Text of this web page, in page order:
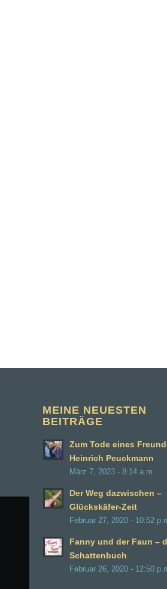
MEINE NEUESTEN
BEITRÄGE
Zum Tode eines
Heinrich Peuckmann
März 7, 2023 - 8:14 a.m.
Der Weg dazwischen –
Glückskäfer-Zeit
Februar 27, 2020 - 10:52
Fanny und der Faun –
Schattenbuch
Februar 26, 2020 - 12:50